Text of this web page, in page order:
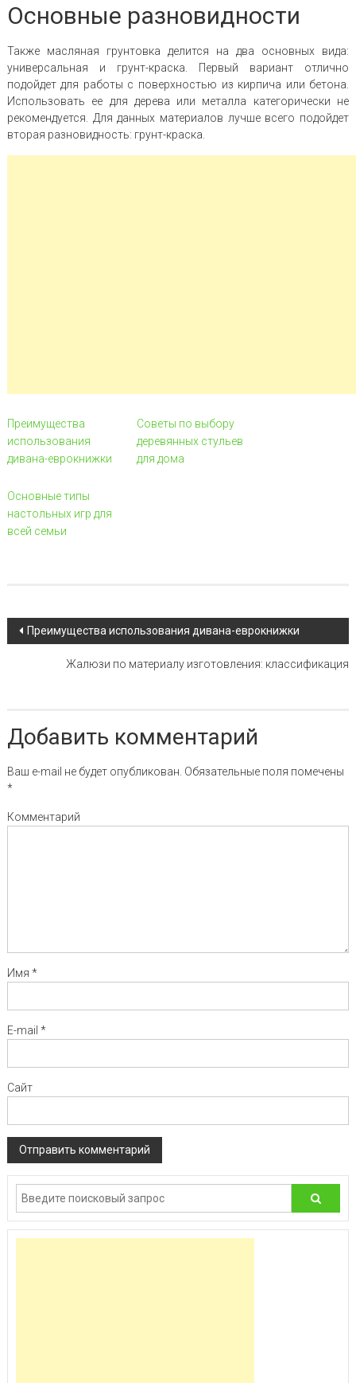
Основные разновидности
Также масляная грунтовка делится на два основных вида:
универсальная и грунт-краска. Первый вариант отлично
подойдет для работы с поверхностью из кирпича или бетона.
Использовать ее для дерева или металла категорически не
рекомендуется. Для данных материалов лучше всего подойдет
вторая разновидность: грунт-краска.
Преимущества
использования
дивана-еврокнижки
Советы по выбору
деревянных стульев
для дома
Основные типы
настольных игр для
всей семьи
Навигация по записи
Преимущества использования дивана-еврокнижки
Жалюзи по материалу изготовления: классификация
Добавить комментарий
Ваш e-mail не будет опубликован. Обязательные поля помечены
*
Комментарий
Имя *
E-mail *
Сайт